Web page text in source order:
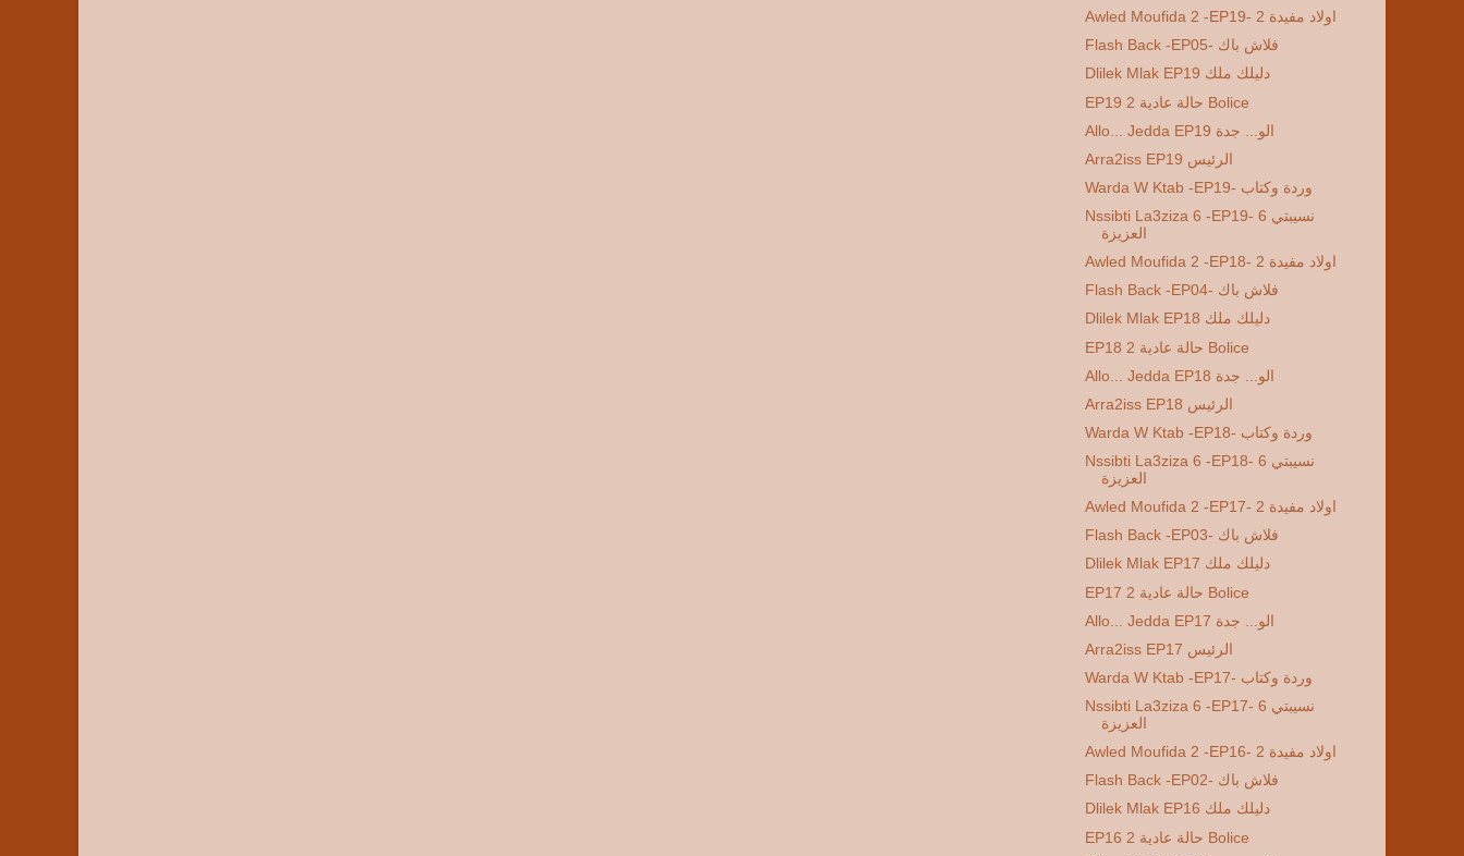
Awled Moufida 2 -EP19- 2 اولاد مفيدة
Flash Back -EP05- فلاش باك
Dlilek Mlak EP19 دليلك ملك
EP19 2 حالة عادية Bolice
Allo... Jedda EP19 الو... جدة
Arra2iss EP19 الرئيس
Warda W Ktab -EP19- وردة وكتاب
Nssibti La3ziza 6 -EP19- 6 نسيبتي
العزيزة
Awled Moufida 2 -EP18- 2 اولاد مفيدة
Flash Back -EP04- فلاش باك
Dlilek Mlak EP18 دليلك ملك
EP18 2 حالة عادية Bolice
Allo... Jedda EP18 الو... جدة
Arra2iss EP18 الرئيس
Warda W Ktab -EP18- وردة وكتاب
Nssibti La3ziza 6 -EP18- 6 نسيبتي
العزيزة
Awled Moufida 2 -EP17- 2 اولاد مفيدة
Flash Back -EP03- فلاش باك
Dlilek Mlak EP17 دليلك ملك
EP17 2 حالة عادية Bolice
Allo... Jedda EP17 الو... جدة
Arra2iss EP17 الرئيس
Warda W Ktab -EP17- وردة وكتاب
Nssibti La3ziza 6 -EP17- 6 نسيبتي
العزيزة
Awled Moufida 2 -EP16- 2 اولاد مفيدة
Flash Back -EP02- فلاش باك
Dlilek Mlak EP16 دليلك ملك
EP16 2 حالة عادية Bolice